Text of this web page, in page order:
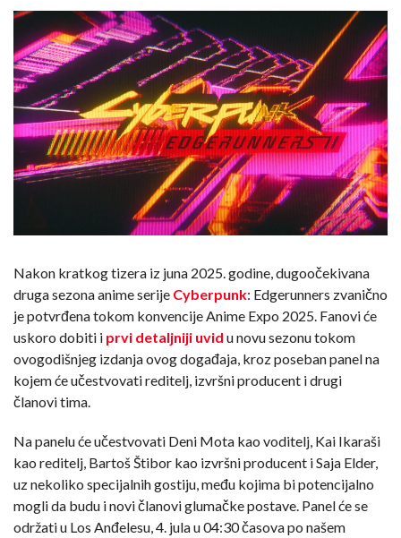
Nakon kratkog tizera iz juna 2025. godine, dugoočekivana
druga sezona anime serije Cyberpunk: Edgerunners zvanično
je potvrđena tokom konvencije Anime Expo 2025. Fanovi će
uskoro dobiti i prvi detaljniji uvid u novu sezonu tokom
ovogodišnjeg izdanja ovog događaja, kroz poseban panel na
kojem će učestvovati reditelj, izvršni producent i drugi
članovi tima.
Na panelu će učestvovati Deni Mota kao voditelj, Kai Ikaraši
kao reditelj, Bartoš Štibor kao izvršni producent i Saja Elder,
uz nekoliko specijalnih gostiju, među kojima bi potencijalno
mogli da budu i novi članovi glumačke postave. Panel će se
održati u Los Anđelesu, 4. jula u 04:30 časova po našem